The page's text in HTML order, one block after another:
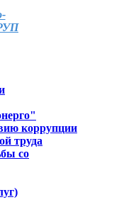
коррупции
труда
со